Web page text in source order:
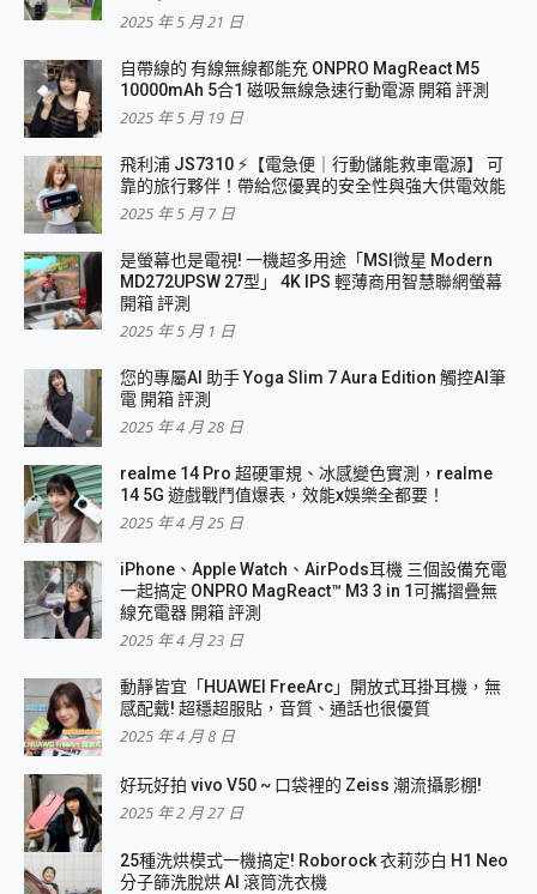
2025 年 5 月 21 日
自帶線的 有線無線都能充 ONPRO MagReact M5
10000mAh 5合1 磁吸無線急速行動電源 開箱 評測
2025 年 5 月 19 日
飛利浦 JS7310 ⚡【電急便｜行動儲能救車電源】 可
靠的旅行夥伴！帶給您優異的安全性與強大供電效能
2025 年 5 月 7 日
是螢幕也是電視! 一機超多用途「MSI微星 Modern
MD272UPSW 27型」 4K IPS 輕薄商用智慧聯網螢幕
開箱 評測
2025 年 5 月 1 日
您的專屬AI 助手 Yoga Slim 7 Aura Edition 觸控AI筆
電 開箱 評測
2025 年 4 月 28 日
realme 14 Pro 超硬軍規、冰感變色實測，realme
14 5G 遊戲戰鬥值爆表，效能x娛樂全都要！
2025 年 4 月 25 日
iPhone、Apple Watch、AirPods耳機 三個設備充電
一起搞定 ONPRO MagReact™ M3 3 in 1可攜摺疊無
線充電器 開箱 評測
2025 年 4 月 23 日
動靜皆宜「HUAWEI FreeArc」開放式耳掛耳機，無
感配戴! 超穩超服貼，音質、通話也很優質
2025 年 4 月 8 日
好玩好拍 vivo V50 ~ 口袋裡的 Zeiss 潮流攝影棚!
2025 年 2 月 27 日
25種洗烘模式一機搞定! Roborock 衣莉莎白 H1 Neo
分子篩洗脫烘 AI 滾筒洗衣機